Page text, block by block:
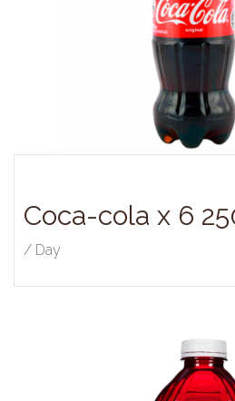
Coca-cola x 6
/ Day